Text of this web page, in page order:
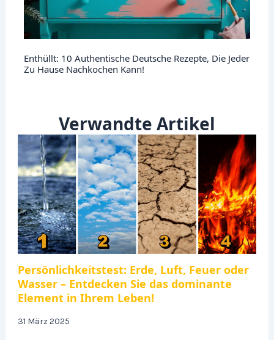
Enthüllt: 10 Authentische Deutsche Rezepte, Die Jeder
Zu Hause Nachkochen Kann!
Verwandte Artikel
Persönlichkeitstest: Erde, Luft, Feuer oder
Wasser – Entdecken Sie das dominante
Element in Ihrem Leben!
31 März 2025